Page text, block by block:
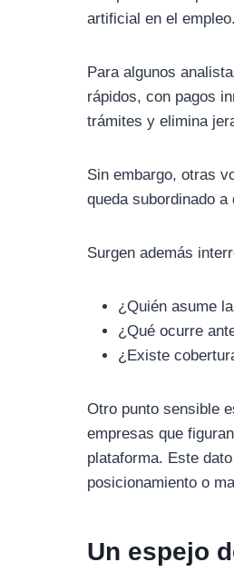
artificial en el empleo.
Para algunos
rápidos, con pagos
trámites y elimina
Sin embargo, otras
queda subordinado
Surgen además
¿Quién asume
¿Qué ocurre
¿Existe
Otro punto sensible
empresas que
plataforma. Este
posicionamiento o
Un espejo